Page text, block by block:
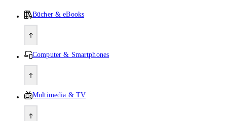
Bücher & eBooks
Computer & Smartphones
Multimedia & TV